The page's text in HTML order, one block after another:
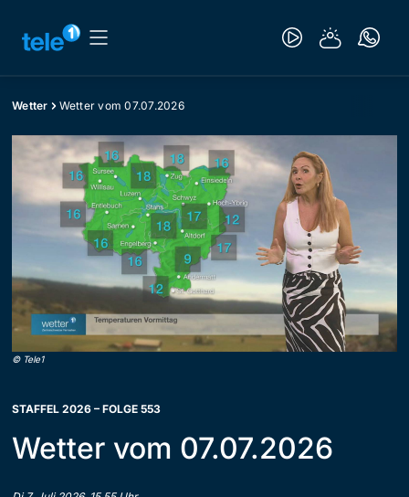
Wetter Wetter vom 07.07.2026
© Tele1
STAFFEL 2026 – FOLGE 553
Wetter vom 07.07.2026